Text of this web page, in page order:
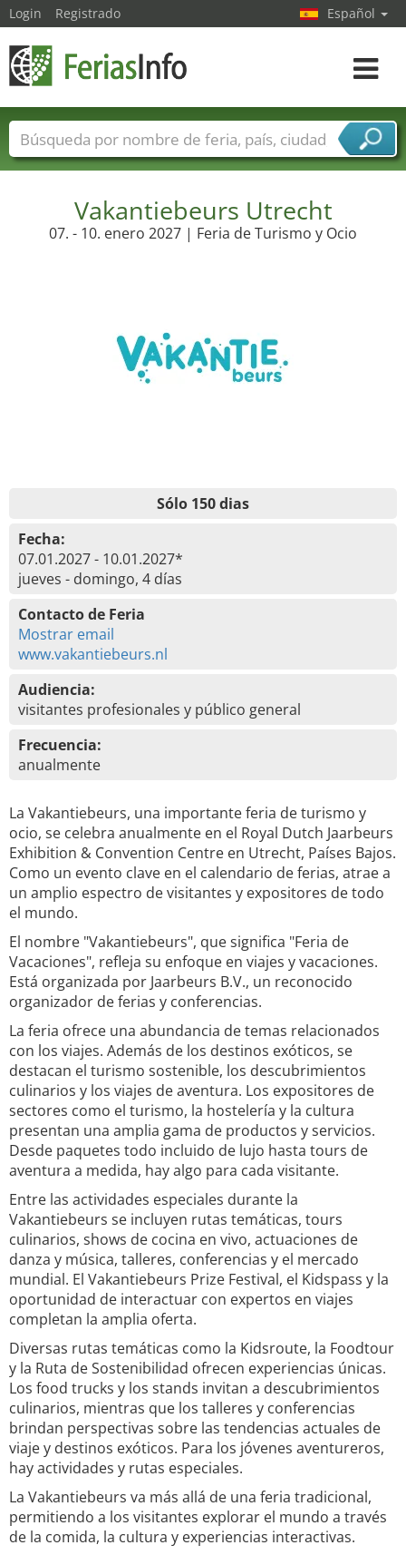
Vakantiebeurs Utrecht
07. - 10. enero 2027 | Feria de Turismo y Ocio
Sólo 150 dias
Fecha:
07.01.2027 - 10.01.2027*
jueves - domingo, 4 días
Contacto de Feria
Mostrar email
www.vakantiebeurs.nl
Audiencia:
visitantes profesionales y público general
Frecuencia:
anualmente
La Vakantiebeurs, una importante feria de turismo y
ocio, se celebra anualmente en el Royal Dutch Jaarbeurs
Exhibition & Convention Centre en Utrecht, Países Bajos.
Como un evento clave en el calendario de ferias, atrae a
un amplio espectro de visitantes y expositores de todo
el mundo.
El nombre "Vakantiebeurs", que significa "Feria de
Vacaciones", refleja su enfoque en viajes y vacaciones.
Está organizada por Jaarbeurs B.V., un reconocido
organizador de ferias y conferencias.
La feria ofrece una abundancia de temas relacionados
con los viajes. Además de los destinos exóticos, se
destacan el turismo sostenible, los descubrimientos
culinarios y los viajes de aventura. Los expositores de
sectores como el turismo, la hostelería y la cultura
presentan una amplia gama de productos y servicios.
Desde paquetes todo incluido de lujo hasta tours de
aventura a medida, hay algo para cada visitante.
Entre las actividades especiales durante la
Vakantiebeurs se incluyen rutas temáticas, tours
culinarios, shows de cocina en vivo, actuaciones de
danza y música, talleres, conferencias y el mercado
mundial. El Vakantiebeurs Prize Festival, el Kidspass y la
oportunidad de interactuar con expertos en viajes
completan la amplia oferta.
Diversas rutas temáticas como la Kidsroute, la Foodtour
y la Ruta de Sostenibilidad ofrecen experiencias únicas.
Los food trucks y los stands invitan a descubrimientos
culinarios, mientras que los talleres y conferencias
brindan perspectivas sobre las tendencias actuales de
viaje y destinos exóticos. Para los jóvenes aventureros,
hay actividades y rutas especiales.
La Vakantiebeurs va más allá de una feria tradicional,
permitiendo a los visitantes explorar el mundo a través
de la comida, la cultura y experiencias interactivas.
Login Registrado Español
toggle
Nombres de ferias Países
Ciudades
Sectores de proveedor de servicios